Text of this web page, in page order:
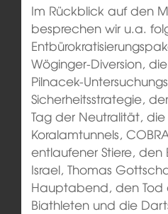
Im Rückblick auf den
besprechen wir u.a.
Wöginger-Diversion,
Pilnacek-
Sicherheitsstrategie,
Tag der Neutralität, die
Koralamtunnels,
entlaufener Stiere, den
Israel, Thomas
Hauptabend, den Tod
Biathleten und die